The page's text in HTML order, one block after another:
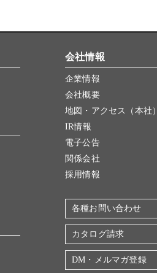
会社情報
企業情報
会社概要
地図・アクセス（本社）
IR情報
電子公告
関係会社
採用情報
各種お問い合わせ
カタログ請求
DM・メルマガ登録